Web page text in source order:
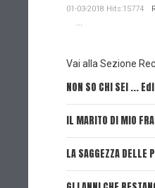
01-03-2018 Hits:15774
...
Vai alla Sezione
NON SO CHI SEI ...
IL MARITO DI MIO
LA SAGGEZZA